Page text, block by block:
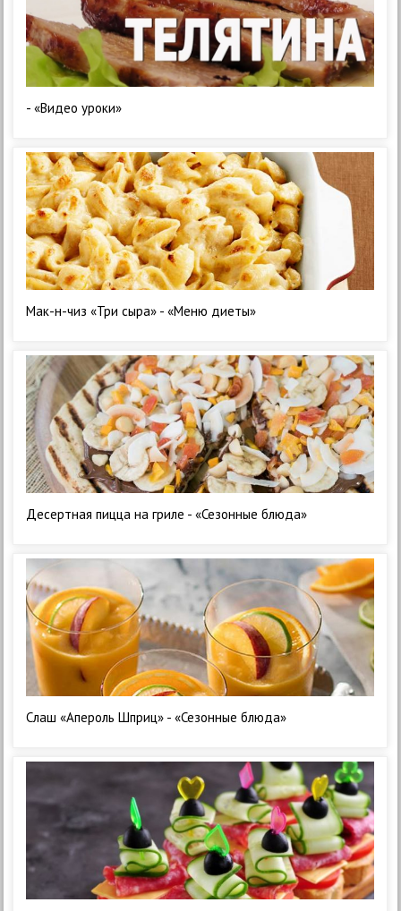
- «Видео уроки»
Мак-н-чиз «Три сыра» - «Меню диеты»
Десертная пицца на гриле - «Сезонные блюда»
Слаш «Апероль Шприц» - «Сезонные блюда»